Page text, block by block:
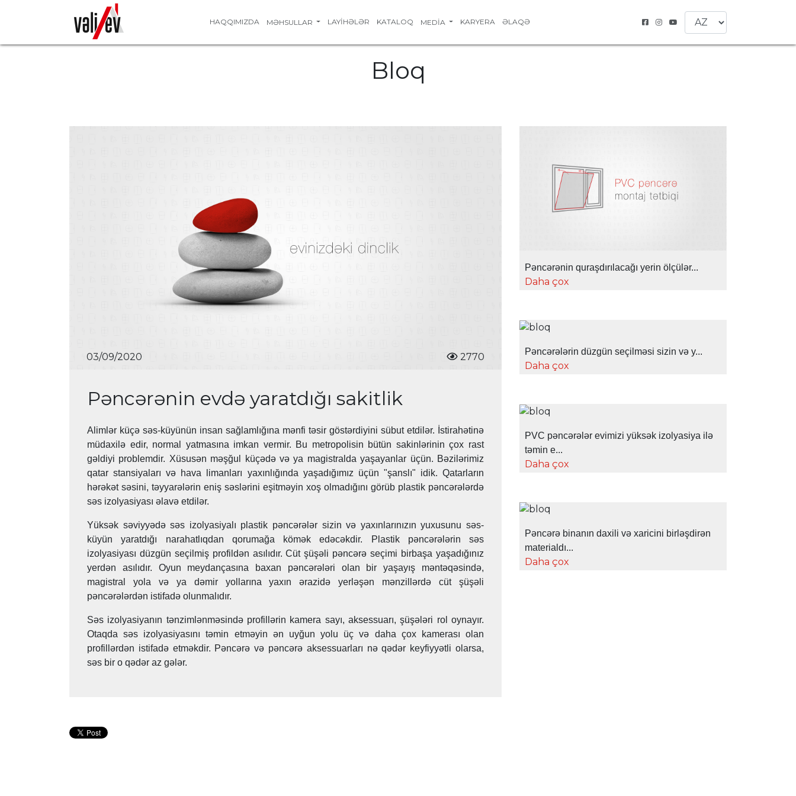
HAQQIMIZDA MƏHSULLAR LAYIHƏLƏR KATALOQ MEDIA KARYERA ƏLAQƏ
Bloq
2770
03/09/2020
Pəncərənin evdə yaratdığı sakitlik
Alimlər küçə səs-küyünün insan sağlamlığına mənfi təsir göstərdiyini sübut etdilər. İstirahətinə
müdaxilə edir, normal yatmasına imkan vermir. Bu metropolisin bütün sakinlərinin çox rast
gəldiyi problemdir. Xüsusən məşğul küçədə və ya magistralda yaşayanlar üçün. Bəzilərimiz
qatar stansiyaları və hava limanları yaxınlığında yaşadığımız üçün "şanslı" idik. Qatarların
hərəkət səsini, təyyarələrin eniş səslərini eşitməyin xoş olmadığını görüb plastik pəncərələrdə
səs izolyasiyası əlavə etdilər.
Yüksək səviyyədə səs izolyasiyalı plastik pəncərələr sizin və yaxınlarınızın yuxusunu səs-
küyün yaratdığı narahatlıqdan qorumağa kömək edəcəkdir. Plastik pəncərələrin səs
izolyasiyası düzgün seçilmiş profildən asılıdır. Cüt şüşəli pəncərə seçimi birbaşa yaşadığınız
yerdən asılıdır. Oyun meydançasına baxan pəncərələri olan bir yaşayış məntəqəsində,
magistral yola və ya dəmir yollarına yaxın ərazidə yerləşən mənzillərdə cüt şüşəli
pəncərələrdən istifadə olunmalıdır.
Səs izolyasiyanın tənzimlənməsində profillərin kamera sayı, aksessuarı, şüşələri rol oynayır.
Otaqda səs izolyasiyasını təmin etməyin ən uyğun yolu üç və daha çox kamerası olan
profillərdən istifadə etməkdir. Pəncərə və pəncərə aksessuarları nə qədər keyfiyyətli olarsa,
səs bir o qədər az gələr.
Pəncərənin quraşdırılacağı yerin ölçülər...
Daha çox
Pəncərələrin düzgün seçilməsi sizin və y...
Daha çox
PVC pəncərələr evimizi yüksək izolyasiya ilə
təmin e...
Daha çox
Pəncərə binanın daxili və xaricini birləşdirən
materialdı...
Daha çox